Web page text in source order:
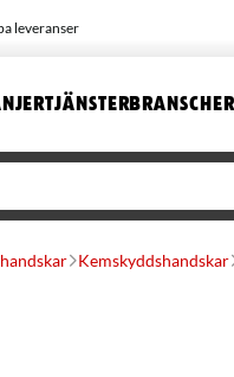
leveranser
TJÄNSTERBRANSCHER
Kemskyddshandskar